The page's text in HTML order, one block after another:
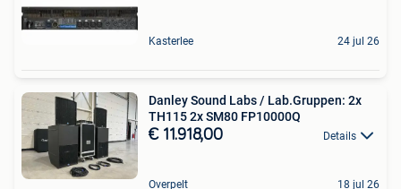
Kasterlee 24 jul 26
Danley Sound Labs / Lab.Gruppen: 2x
TH115 2x SM80 FP10000Q
€ 11.918,00 Details
Overpelt 18 jul 26